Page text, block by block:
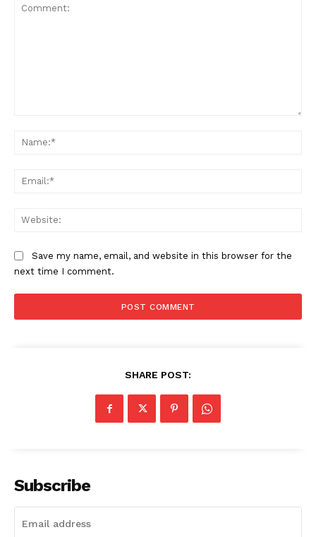
Save my name, email, and website in this browser for the
next time I comment.
SHARE POST:
Subscribe